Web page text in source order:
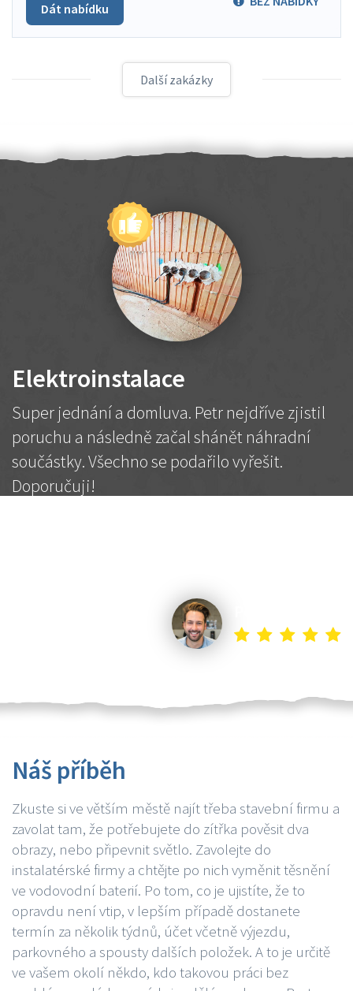
Dát nabídku
Další zakázky
Elektroinstalace
Super jednání a domluva. Petr nejdříve zjistil
poruchu a následně začal shánět náhradní
součástky. Všechno se podařilo vyřešit.
Doporučuji!
Náš příběh
Zkuste si ve větším městě najít třeba stavební firmu a
zavolat tam, že potřebujete do zítřka pověsit dva
obrazy, nebo připevnit světlo. Zavolejte do
instalatérské firmy a chtějte po nich vyměnit těsnění
ve vodovodní baterií. Po tom, co je ujistíte, že to
opravdu není vtip, v lepším případě dostanete
termín za několik týdnů, účet včetně výjezdu,
parkovného a spousty dalších položek. A to je určitě
ve vašem okolí někdo, kdo takovou práci bez